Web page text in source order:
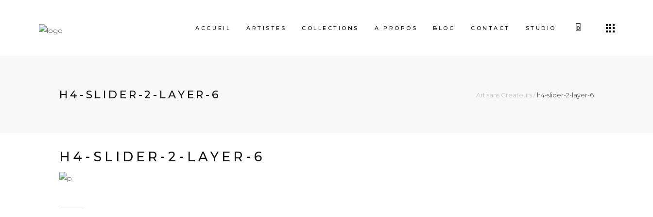
ACCUEIL ARTISTES COLLECTIONS A PROPOS BLOG CONTACT STUDIO 0
H4-SLIDER-2-LAYER-6 Artisans Createurs/ h4-slider-2-layer-6
H4-SLIDER-2-LAYER-6